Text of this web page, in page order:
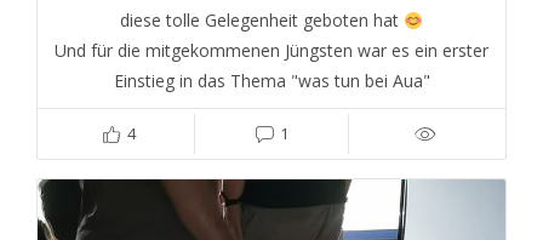
diese tolle Gelegenheit geboten hat
Und für die mitgekommenen Jüngsten war es ein erster
Einstieg in das Thema "was tun bei Aua"
4 1